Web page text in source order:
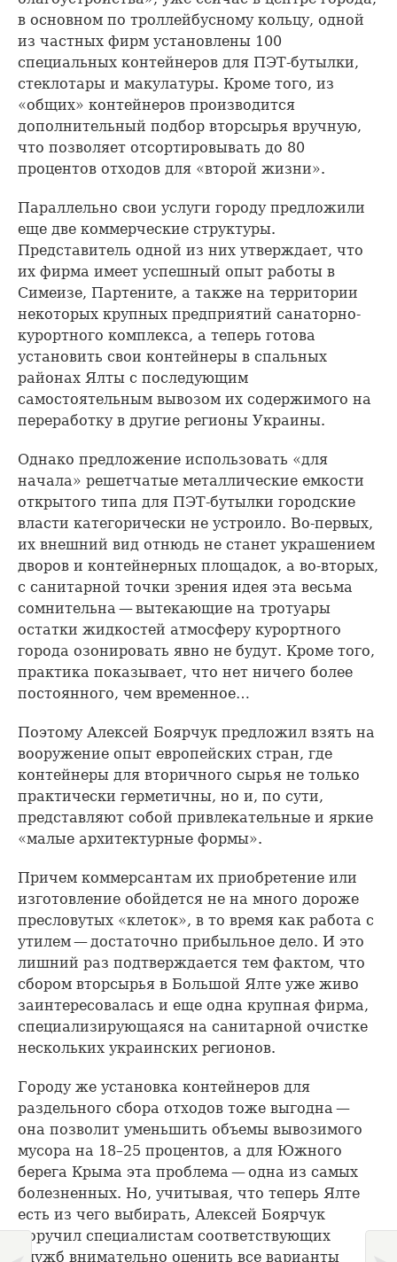
в основном по троллейбусному кольцу, одной
из частных фирм установлены 100
специальных контейнеров для ПЭТ-бутылки,
стеклотары и макулатуры. Кроме того, из
«общих» контейнеров производится
дополнительный подбор вторсырья вручную,
что позволяет отсортировывать до 80
процентов отходов для «второй жизни».
Параллельно свои услуги городу предложили
еще две коммерческие структуры.
Представитель одной из них утверждает, что
их фирма имеет успешный опыт работы в
Симеизе, Партените, а также на территории
некоторых крупных предприятий санаторно-
курортного комплекса, а теперь готова
установить свои контейнеры в спальных
районах Ялты с последующим
самостоятельным вывозом их содержимого на
переработку в другие регионы Украины.
Однако предложение использовать «для
начала» решетчатые металлические емкости
открытого типа для ПЭТ-бутылки городские
власти категорически не устроило. Во-первых,
их внешний вид отнюдь не станет украшением
дворов и контейнерных площадок, а во-вторых,
с санитарной точки зрения идея эта весьма
сомнительна — вытекающие на тротуары
остатки жидкостей атмосферу курортного
города озонировать явно не будут. Кроме того,
практика показывает, что нет ничего более
постоянного, чем временное…
Поэтому Алексей Боярчук предложил взять на
вооружение опыт европейских стран, где
контейнеры для вторичного сырья не только
практически герметичны, но и, по сути,
представляют собой привлекательные и яркие
«малые архитектурные формы».
Причем коммерсантам их приобретение или
изготовление обойдется не на много дороже
пресловутых «клеток», в то время как работа с
утилем — достаточно прибыльное дело. И это
лишний раз подтверждается тем фактом, что
сбором вторсырья в Большой Ялте уже живо
заинтересовалась и еще одна крупная фирма,
специализирующаяся на санитарной очистке
нескольких украинских регионов.
Городу же установка контейнеров для
раздельного сбора отходов тоже выгодна —
она позволит уменьшить объемы вывозимого
мусора на 18–25 процентов, а для Южного
берега Крыма эта проблема — одна из самых
болезненных. Но, учитывая, что теперь Ялте
есть из чего выбирать, Алексей Боярчук
поручил специалистам соответствующих
служб внимательно оценить все варианты